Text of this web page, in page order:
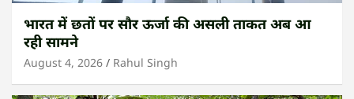
भारत में छतों पर सौर ऊर्जा की असली ताकत अब आ
रही सामने
August 4, 2026 Rahul Singh